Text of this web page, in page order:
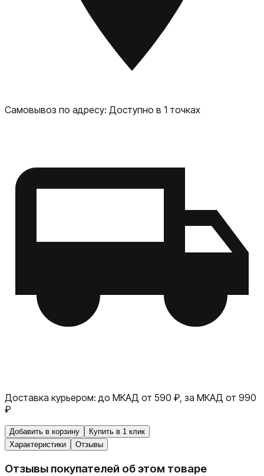
Самовывоз по адресу: Доступно в 1 точках
Доставка курьером: до МКАД от 590 ₽, за МКАД от 990
₽
Добавить в корзину
Купить в 1 клик
Характеристики
Отзывы
Отзывы покупателей об этом товаре